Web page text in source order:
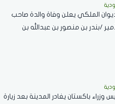
الملكي يعلن وفاة والدة صاحب
/بندر بن منصور بن عبدالله بن
وزراء باكستان يغادر المدينة بعد زيارة